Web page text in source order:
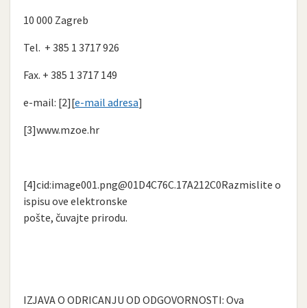
10 000 Zagreb
Tel. + 385 1 3717 926
Fax. + 385 1 3717 149
e-mail: [2][e-mail adresa]
[3]www.mzoe.hr
[4]cid:image001.png@01D4C76C.17A212C0Razmislite o
ispisu ove elektronske
pošte, čuvajte prirodu.
IZJAVA O ODRICANJU OD ODGOVORNOSTI: Ova